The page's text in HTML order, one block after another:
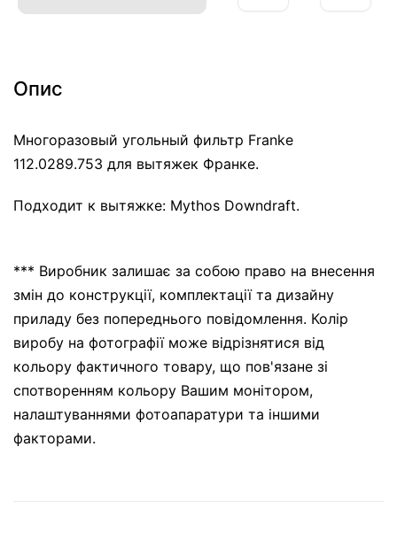
Опис
Многоразовый угольный фильтр Franke
112.0289.753 для вытяжек Франке.
Подходит к вытяжке: Mythos Downdraft.
*** Виробник залишає за собою право на внесення
змін до конструкції, комплектації та дизайну
приладу без попереднього повідомлення. Колір
виробу на фотографії може відрізнятися від
кольору фактичного товару, що пов'язане зі
спотворенням кольору Вашим монітором,
налаштуваннями фотоапаратури та іншими
факторами.